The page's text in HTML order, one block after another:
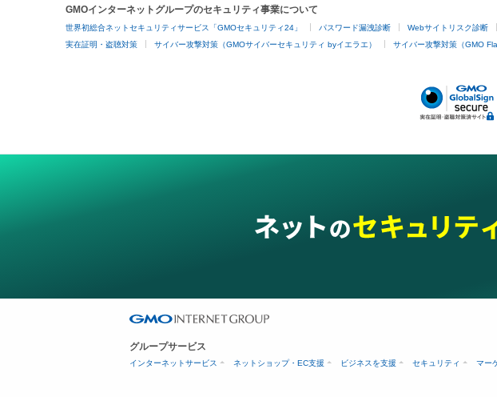
GMOインターネットグループのセキュリティ事業について
世界初総合ネットセキュリティサービス「GMOセキュリティ24」 パスワード漏洩診断 Webサイトリスク診断
実在証明・盗聴対策 サイバー攻撃対策（GMOサイバーセキュリティ byイエラエ） サイバー攻撃対策（GMO
グループサービス
インターネットサービス ネットショップ・EC支援 ビジネスを支援 セキュリティ マー